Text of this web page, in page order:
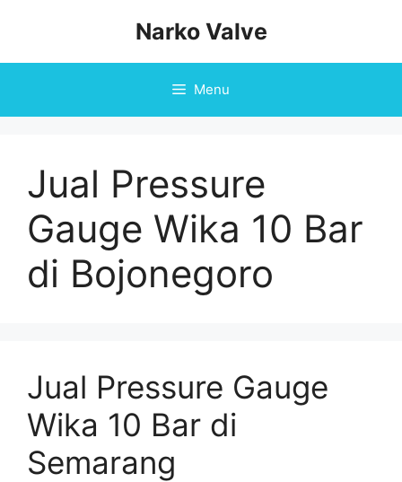
Narko Valve
Menu
Jual Pressure
Gauge Wika 10 Bar
di Bojonegoro
Jual Pressure Gauge
Wika 10 Bar di
Semarang